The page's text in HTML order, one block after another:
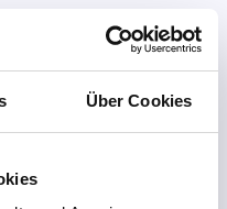
Über Cookies